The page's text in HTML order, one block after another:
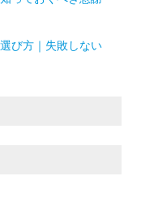
び方｜失敗しない